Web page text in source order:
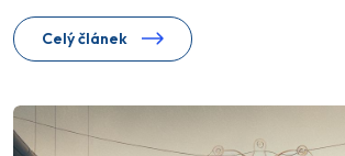
Celý článek